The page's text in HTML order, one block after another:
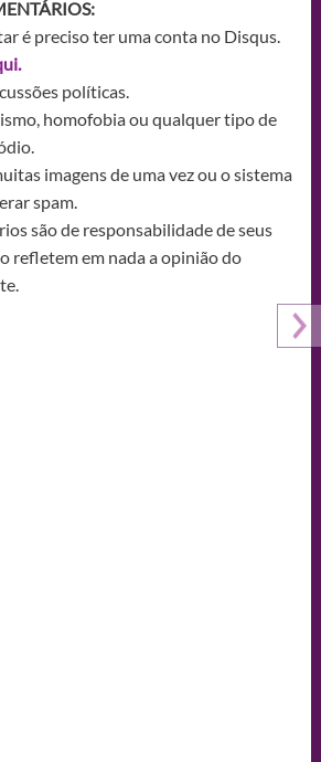
é preciso ter uma conta no Disqus.
políticas.
homofobia ou qualquer tipo de
imagens de uma vez ou o sistema
spam.
são de responsabilidade de seus
refletem em nada a opinião do